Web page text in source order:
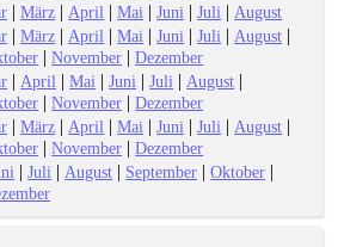
|März | April |Mai |Juni |Juli | August
|März | April |Mai |Juni |Juli | August |
|November |Dezember
| April |Mai |Juni |Juli | August |
|November |Dezember
|März | April |Mai |Juni |Juli | August |
|November |Dezember
|Juli | August | September |Oktober |